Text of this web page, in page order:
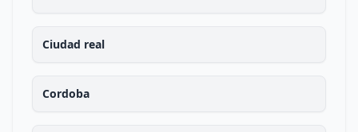
Ciudad real
Cordoba